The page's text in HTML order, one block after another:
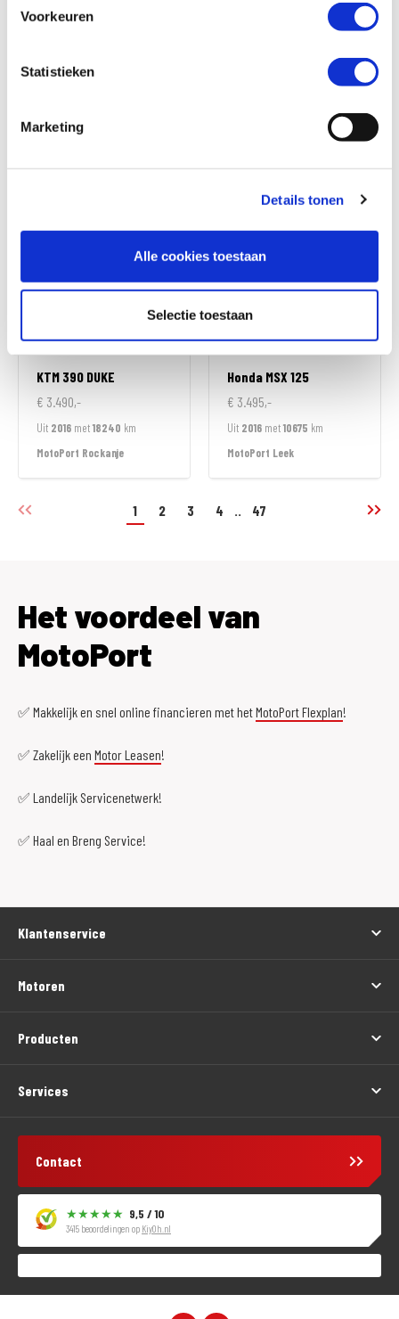
Voorkeuren
Statistieken
Marketing
Details tonen
Alle cookies toestaan
Selectie toestaan
€ 3.490,-
Uit2022met49766km
Uit2007met31485km
MotoPort Rockanje
KTM 390 DUKE
€ 3.490,-
Uit 2016 met18240 km
MotoPort Rockanje
Honda MSX 125
€ 3.495,-
Uit 2016 met10675 km
MotoPort Leek
1 2 3 4 47
Het voordeel van
MotoPort
✅ Makkelijk en snel online financieren met hetMotoPort Flexplan!
✅ Zakelijk een Motor Leasen!
✅ Landelijk Servicenetwerk!
✅ Haal en Breng Service!
Klantenservice
Motoren
Producten
Services
Contact
9,5 / 10
3415 beoordelingen op KiyOh.nl